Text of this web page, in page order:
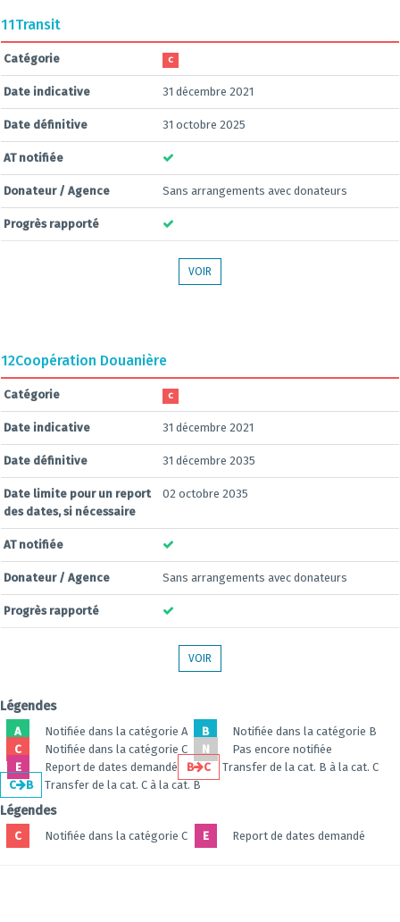
11Transit
Catégorie C
Date indicative 31 décembre 2021
Date définitive 31 octobre 2025
AT notifiée
Donateur / Agence Sans arrangements avec donateurs
Progrès rapporté
VOIR
12Coopération Douanière
Catégorie C
Date indicative 31 décembre 2021
Date définitive 31 décembre 2035
Date limite pour un report
des dates, si nécessaire
02 octobre 2035
AT notifiée
Donateur / Agence Sans arrangements avec donateurs
Progrès rapporté
VOIR
Légendes
A Notifiée dans la catégorie A B
Notifiée dans la catégorie B
C
Notifiée dans la catégorie C N
Pas encore notifiée
E
Report de dates demandé B C
Transfer de la cat. B à la cat. C
C
B Transfer de la cat. C à la cat. B
Légendes
C Notifiée dans la catégorie C E Report de dates demandé